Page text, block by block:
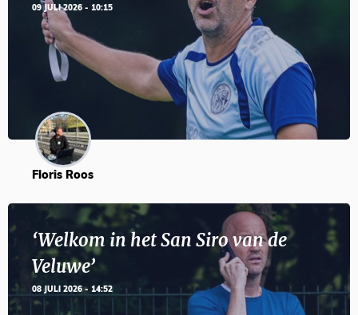
09 JULI 2026 - 10:15
Floris Roos
‘Welkom in het San Siro van de
Veluwe’
08 JULI 2026 - 14:52